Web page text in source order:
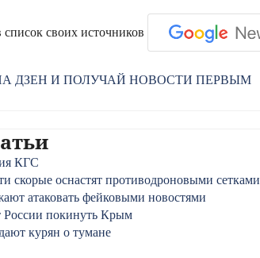
своих источников
ДЗЕН И ПОЛУЧАЙ НОВОСТИ ПЕРВЫМ
КГС
скорые оснастят противодроновыми сетками
атаковать фейковыми новостями
покинуть Крым
курян о тумане